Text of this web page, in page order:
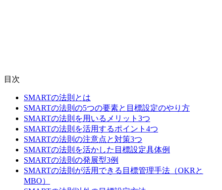
目次
SMARTの法則とは
SMARTの法則の5つの要素と目標設定のやり方
SMARTの法則を用いるメリット3つ
SMARTの法則を活用するポイント4つ
SMARTの法則の注意点と対策3つ
SMARTの法則を活かした目標設定具体例
SMARTの法則の発展型3例
SMARTの法則が活用できる目標管理手法（OKRと
MBO）